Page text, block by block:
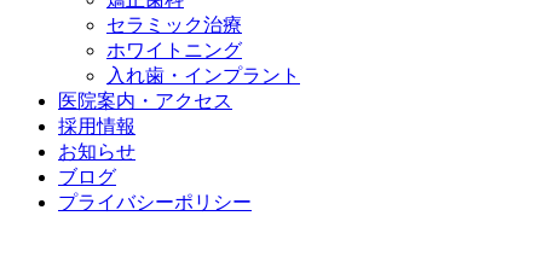
セラミック治療
ホワイトニング
入れ歯・インプラント
医院案内・アクセス
採用情報
お知らせ
ブログ
プライバシーポリシー